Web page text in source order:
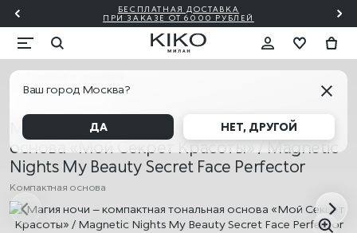
БЕСПЛАТНАЯ ДОСТАВКА
ПРИ ЗАКАЗЕ ОТ 6000 РУБЛЕЙ
Ваш город Москва?
ДА НЕТ, ДРУГОЙ
Магия ночи – компактная тональная
основа «Мой Секрет Красоты» / Magnetic
Nights My Beauty Secret Face Perfector
Компактная основа